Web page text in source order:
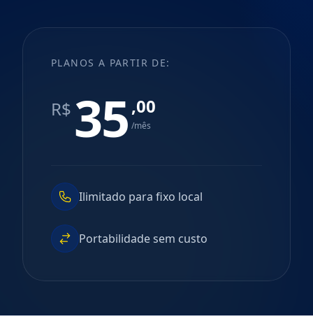
PLANOS A PARTIR DE:
R$ 35,00
/mês
Ilimitado para fixo local
Portabilidade sem custo